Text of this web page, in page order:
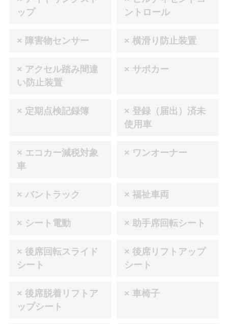
ップ
ントロール
× 障害物センサー × 横滑り防止装置
× アクセル踏み間違
い防止装置
× サポカー
× 定期点検記録簿
× 登録（届出）済未
使用車
× エコカー減税対象
車
× ワンオーナー
× バントラック × 福祉車両
× シート電動 × 助手席回転シート
× 後席回転スライド
シート
× 後席リフトアップ
シート
× 後席脱着リフトア
ップシート
× 車椅子